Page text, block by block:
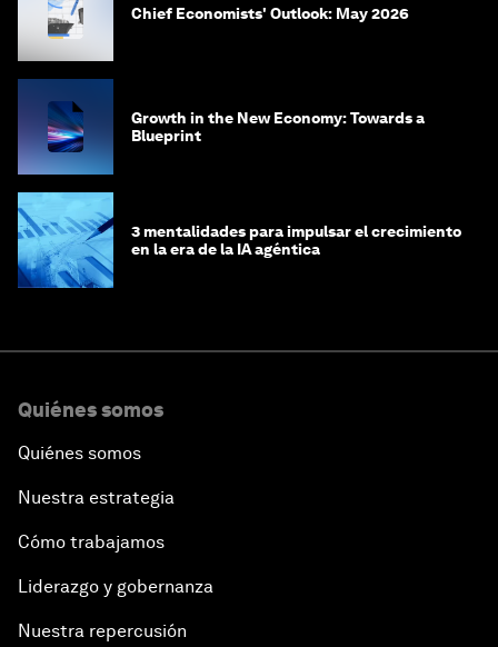
Chief Economists' Outlook: May 2026
Growth in the New Economy: Towards a
Blueprint
3 mentalidades para impulsar el crecimiento
en la era de la IA agéntica
Quiénes somos
Quiénes somos
Nuestra estrategia
Cómo trabajamos
Liderazgo y gobernanza
Nuestra repercusión